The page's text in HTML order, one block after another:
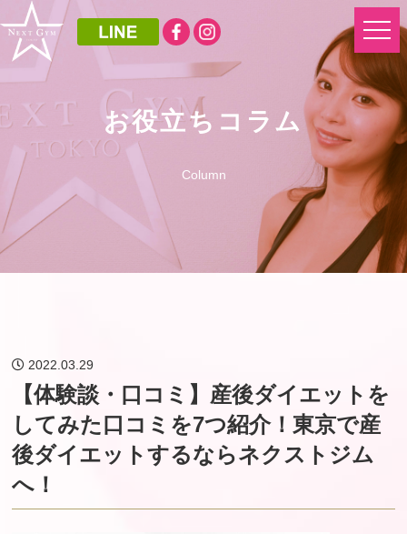
お役立ちコラム
Column
2022.03.29
【体験談・口コミ】産後ダイエットを
してみた口コミを7つ紹介！東京で産
後ダイエットするならネクストジム
へ！